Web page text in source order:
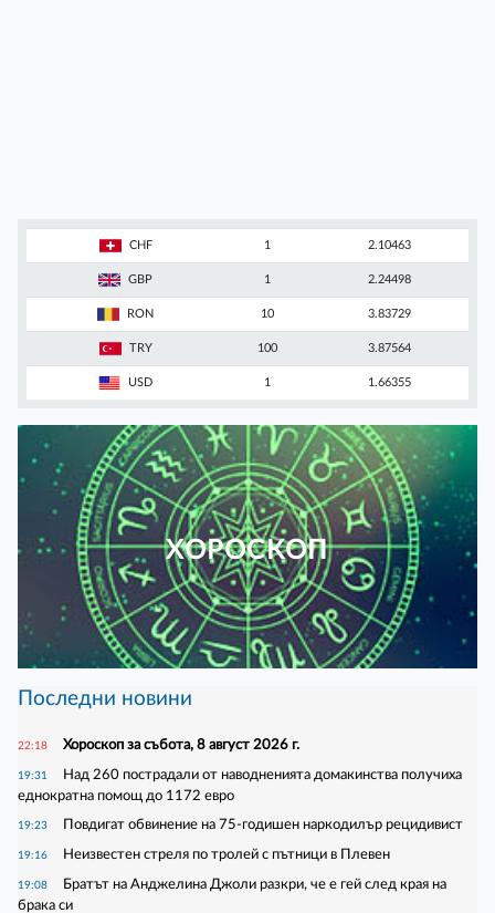
CHF 1 2.10463
GBP 1 2.24498
RON 10 3.83729
TRY 100 3.87564
USD 1 1.66355
ХОРОСКОП
Последни новини
22:18 Хороскоп за събота, 8 август 2026 г.
19:31
Над 260 пострадали от наводненията домакинства получиха
еднократна помощ до 1172 евро
19:23 Повдигат обвинение на 75-годишен наркодилър рецидивист
19:16 Неизвестен стреля по тролей с пътници в Плевен
19:08
Братът на Анджелина Джоли разкри, че е гей след края на
брака си